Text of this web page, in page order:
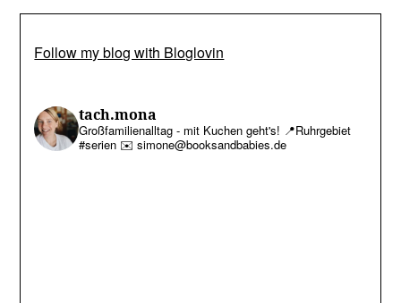
Follow my blog with Bloglovin
tach.mona
Großfamilienalltag - mit Kuchen geht's! 📍Ruhrgebiet
#serien ✉️ simone@booksandbabies.de